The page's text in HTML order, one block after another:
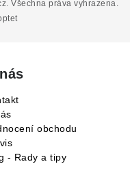
. Všechna práva vyhrazena.
obchodu
- Rady a tipy